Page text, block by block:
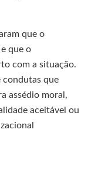
que o
que o
com a situação.
condutas que
assédio moral,
aceitável ou